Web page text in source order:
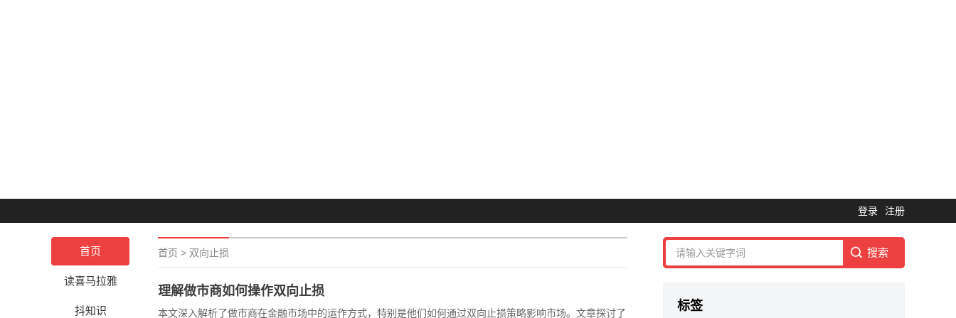
登录 注册
首页
读喜马拉雅
抖知识
首页 > 双向止损
理解做市商如何操作双向止损
本文深入解析了做市商在金融市场中的运作方式，特别是他们如何通过双向止损策略影响市场。文章探讨了
标签